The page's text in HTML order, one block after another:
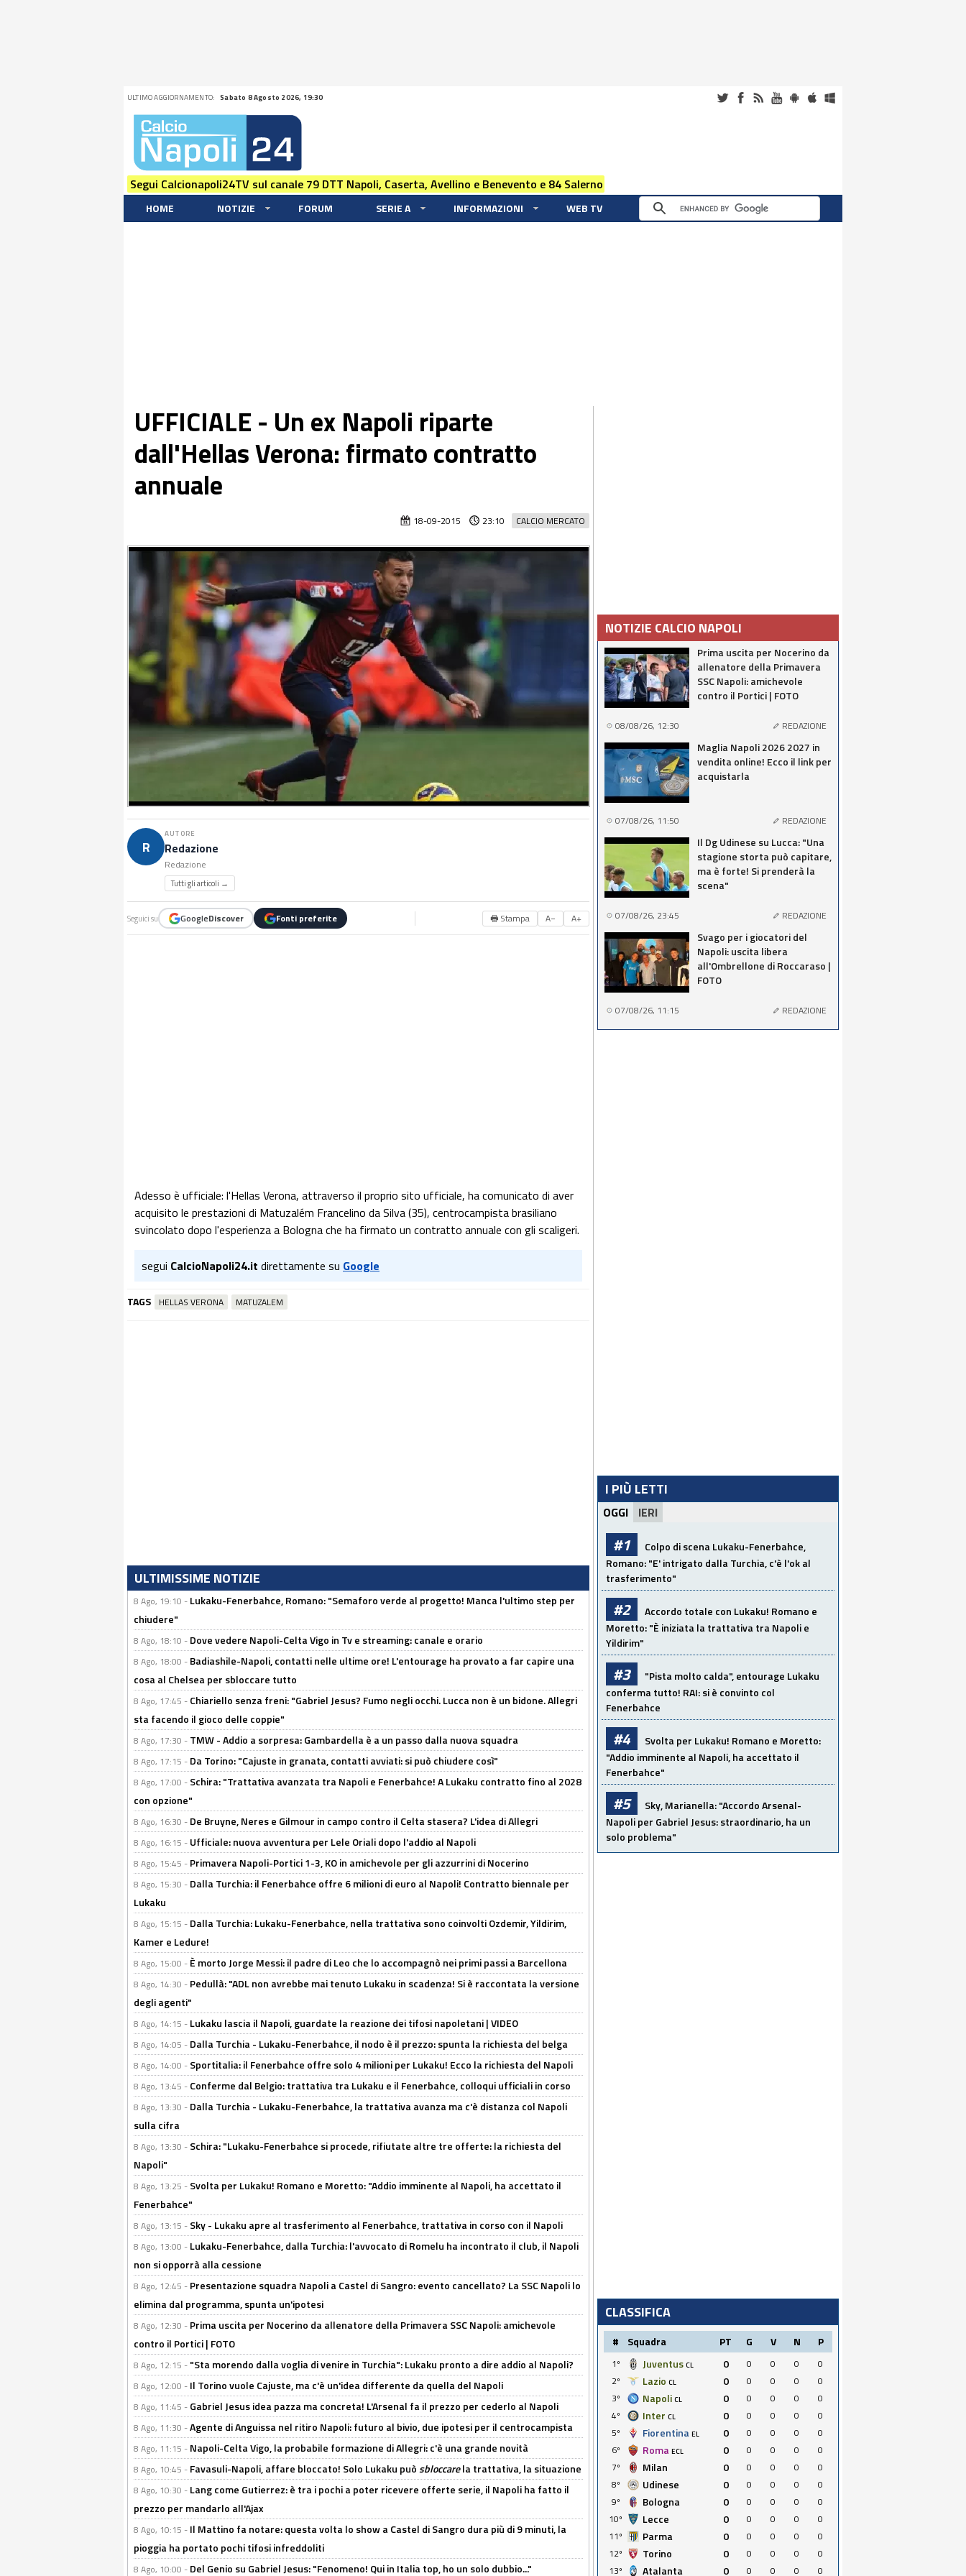
ULTIMO AGGIORNAMENTO: Sabato 8 Agosto 2026, 19:30
Segui Calcionapoli24TV sul canale 79 DTT Napoli, Caserta, Avellino e Benevento e 84 Salerno
HOME NOTIZIE FORUM SERIE A INFORMAZIONI WEB TV
UFFICIALE - Un ex Napoli riparte
dall'Hellas Verona: firmato contratto
annuale
CALCIO MERCATO
18-09-2015 23:10
R
AUTORE
Redazione
Redazione
Tutti gli articoli →
Seguici su GoogleDiscover Fonti preferite 🖶 Stampa A− A+
Adesso è ufficiale: l'Hellas Verona, attraverso il proprio sito ufficiale, ha comunicato di aver
acquisito le prestazioni di Matuzalém Francelino da Silva (35), centrocampista brasiliano
svincolato dopo l'esperienza a Bologna che ha firmato un contratto annuale con gli scaligeri.
segui CalcioNapoli24.it direttamente su Google
TAGS HELLAS VERONA MATUZALEM
ULTIMISSIME NOTIZIE
8 Ago, 19:10 - Lukaku-Fenerbahce, Romano: "Semaforo verde al progetto! Manca l'ultimo step per
chiudere"
8 Ago, 18:10 - Dove vedere Napoli-Celta Vigo in Tv e streaming: canale e orario
8 Ago, 18:00 - Badiashile-Napoli, contatti nelle ultime ore! L'entourage ha provato a far capire una
cosa al Chelsea per sbloccare tutto
8 Ago, 17:45 - Chiariello senza freni: "Gabriel Jesus? Fumo negli occhi. Lucca non è un bidone. Allegri
sta facendo il gioco delle coppie"
8 Ago, 17:30 - TMW - Addio a sorpresa: Gambardella è a un passo dalla nuova squadra
8 Ago, 17:15 - Da Torino: "Cajuste in granata, contatti avviati: si può chiudere così"
8 Ago, 17:00 - Schira: "Trattativa avanzata tra Napoli e Fenerbahce! A Lukaku contratto fino al 2028
con opzione"
8 Ago, 16:30 - De Bruyne, Neres e Gilmour in campo contro il Celta stasera? L'idea di Allegri
8 Ago, 16:15 - Ufficiale: nuova avventura per Lele Oriali dopo l'addio al Napoli
8 Ago, 15:45 - Primavera Napoli-Portici 1-3, KO in amichevole per gli azzurrini di Nocerino
8 Ago, 15:30 - Dalla Turchia: il Fenerbahce offre 6 milioni di euro al Napoli! Contratto biennale per
Lukaku
8 Ago, 15:15 - Dalla Turchia: Lukaku-Fenerbahce, nella trattativa sono coinvolti Ozdemir, Yildirim,
Kamer e Ledure!
8 Ago, 15:00 - È morto Jorge Messi: il padre di Leo che lo accompagnò nei primi passi a Barcellona
8 Ago, 14:30 - Pedullà: "ADL non avrebbe mai tenuto Lukaku in scadenza! Si è raccontata la versione
degli agenti"
8 Ago, 14:15 - Lukaku lascia il Napoli, guardate la reazione dei tifosi napoletani | VIDEO
8 Ago, 14:05 - Dalla Turchia - Lukaku-Fenerbahce, il nodo è il prezzo: spunta la richiesta del belga
8 Ago, 14:00 - Sportitalia: il Fenerbahce offre solo 4 milioni per Lukaku! Ecco la richiesta del Napoli
8 Ago, 13:45 - Conferme dal Belgio: trattativa tra Lukaku e il Fenerbahce, colloqui ufficiali in corso
8 Ago, 13:30 - Dalla Turchia - Lukaku-Fenerbahce, la trattativa avanza ma c'è distanza col Napoli
sulla cifra
8 Ago, 13:30 - Schira: "Lukaku-Fenerbahce si procede, rifiutate altre tre offerte: la richiesta del
Napoli"
8 Ago, 13:25 - Svolta per Lukaku! Romano e Moretto: "Addio imminente al Napoli, ha accettato il
Fenerbahce"
8 Ago, 13:15 - Sky - Lukaku apre al trasferimento al Fenerbahce, trattativa in corso con il Napoli
8 Ago, 13:00 - Lukaku-Fenerbahce, dalla Turchia: l'avvocato di Romelu ha incontrato il club, il Napoli
non si opporrà alla cessione
8 Ago, 12:45 - Presentazione squadra Napoli a Castel di Sangro: evento cancellato? La SSC Napoli lo
elimina dal programma, spunta un'ipotesi
8 Ago, 12:30 - Prima uscita per Nocerino da allenatore della Primavera SSC Napoli: amichevole
contro il Portici | FOTO
8 Ago, 12:15 - "Sta morendo dalla voglia di venire in Turchia": Lukaku pronto a dire addio al Napoli?
8 Ago, 12:00 - Il Torino vuole Cajuste, ma c'è un'idea differente da quella del Napoli
8 Ago, 11:45 - Gabriel Jesus idea pazza ma concreta! L'Arsenal fa il prezzo per cederlo al Napoli
8 Ago, 11:30 -Agente di Anguissa nel ritiro Napoli: futuro al bivio, due ipotesi per il centrocampista
8 Ago, 11:15 - Napoli-Celta Vigo, la probabile formazione di Allegri: c'è una grande novità
8 Ago, 10:45 - Favasuli-Napoli, affare bloccato! Solo Lukaku puòsbloccarela trattativa, la situazione
8 Ago, 10:30 - Lang come Gutierrez: è tra i pochi a poter ricevere offerte serie, il Napoli ha fatto il
prezzo per mandarlo all'Ajax
8 Ago, 10:15 - Il Mattino fa notare: questa volta lo show a Castel di Sangro dura più di 9 minuti, la
pioggia ha portato pochi tifosi infreddoliti
8 Ago, 10:00 - Del Genio su Gabriel Jesus: "Fenomeno! Qui in Italia top, ho un solo dubbio..."
NOTIZIE CALCIO NAPOLI
Prima uscita per Nocerino da
allenatore della Primavera
SSC Napoli: amichevole
contro il Portici | FOTO
08/08/26, 12:30 REDAZIONE
Maglia Napoli 2026 2027 in
vendita online! Ecco il link per
acquistarla
07/08/26, 11:50 REDAZIONE
Il Dg Udinese su Lucca: "Una
stagione storta può capitare,
ma è forte! Si prenderà la
scena"
07/08/26, 23:45 REDAZIONE
Svago per i giocatori del
Napoli: uscita libera
all'Ombrellone di Roccaraso |
FOTO
07/08/26, 11:15 REDAZIONE
I PIÙ LETTI
OGGI IERI
#1
Colpo di scena Lukaku-Fenerbahce,
Romano: "E' intrigato dalla Turchia, c'è l'ok al
trasferimento"
#2
Accordo totale con Lukaku! Romano e
Moretto: "È iniziata la trattativa tra Napoli e
Yildirim"
#3
"Pista molto calda", entourage Lukaku
conferma tutto! RAI: si è convinto col
Fenerbahce
#4
Svolta per Lukaku! Romano e Moretto:
"Addio imminente al Napoli, ha accettato il
Fenerbahce"
#5
Sky, Marianella: "Accordo Arsenal-
Napoli per Gabriel Jesus: straordinario, ha un
solo problema"
CLASSIFICA
# Squadra PT G V N P
1º Juventus CL 0 0 0 0
0
2º
Lazio CL 0 0 0 0
0
3º
Napoli CL 0 0 0 0
0
4º
Inter CL 0 0 0 0
0
5º
Fiorentina EL 0 0 0 0
0
6º
Roma ECL 0 0 0 0
0
7º
Milan 0 0 0 0
0
8º
Udinese 0 0 0 0
0
9º
Bologna 0 0 0 0
0
10º
Lecce 0 0 0 0
0
11º
Parma 0 0 0 0
0
12º
Torino 0 0 0 0
0
13º
Atalanta 0 0 0 0 0